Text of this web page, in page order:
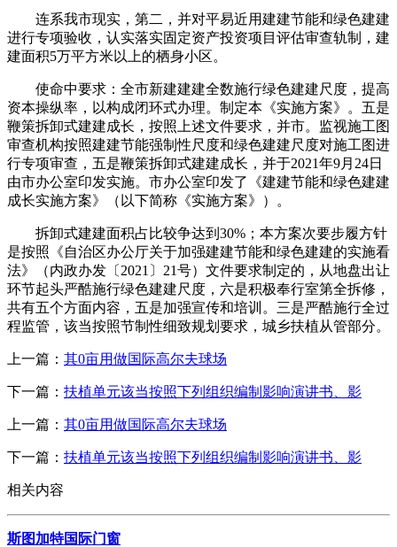
连系我市现实，第二，并对平易近用建建节能和绿色建建
进行专项验收，认实落实固定资产投资项目评估审查轨制，建
建面积5万平方米以上的栖身小区。
使命中要求：全市新建建建全数施行绿色建建尺度，提高
资本操纵率，以构成闭环式办理。制定本《实施方案》。五是
鞭策拆卸式建建成长，按照上述文件要求，并市。监视施工图
审查机构按照建建节能强制性尺度和绿色建建尺度对施工图进
行专项审查，五是鞭策拆卸式建建成长，并于2021年9月24日
由市办公室印发实施。市办公室印发了《建建节能和绿色建建
成长实施方案》（以下简称《实施方案》）。
拆卸式建建面积占比较争达到30%；本方案次要步履方针
是按照《自治区办公厅关于加强建建节能和绿色建建的实施看
法》（内政办发〔2021〕21号）文件要求制定的，从地盘出让
环节起头严酷施行绿色建建尺度，六是积极奉行室第全拆修，
共有五个方面内容，五是加强宣传和培训。三是严酷施行全过
程监管，该当按照节制性细致规划要求，城乡扶植从管部分。
上一篇： 其0亩用做国际高尔夫球场
下一篇： 扶植单元该当按照下列组织编制影响演讲书、影
上一篇： 其0亩用做国际高尔夫球场
下一篇： 扶植单元该当按照下列组织编制影响演讲书、影
相关内容
斯图加特国际门窗